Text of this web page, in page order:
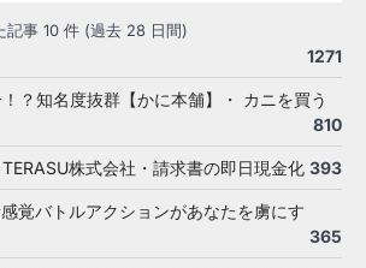
記事 10 件 (過去 28 日間)
1271
？知名度抜群【かに本舗】・ カニを買う
810
株式会社・請求書の即日現金化 393
覚バトルアクションがあなたを虜にす
365